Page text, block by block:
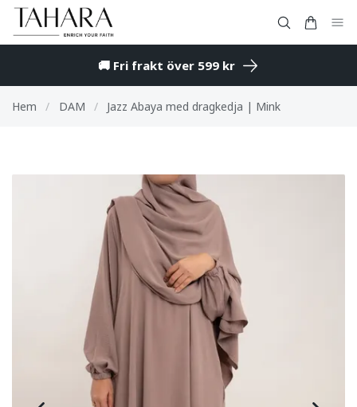
🚚 Fri frakt över 599 kr
Hem / DAM / Jazz Abaya med dragkedja | Mink